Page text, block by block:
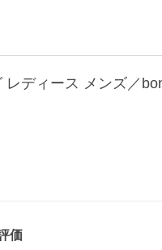
ディース メンズ／
価